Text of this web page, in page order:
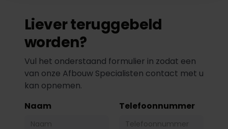
Liever teruggebeld
worden?
Vul het onderstaand formulier in zodat een
van onze Afbouw Specialisten contact met u
kan opnemen.
Naam
Telefoonnummer